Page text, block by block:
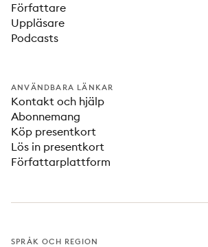
Författare
Uppläsare
Podcasts
ANVÄNDBARA LÄNKAR
Kontakt och hjälp
Abonnemang
Köp presentkort
Lös in presentkort
Författarplattform
SPRÅK OCH REGION